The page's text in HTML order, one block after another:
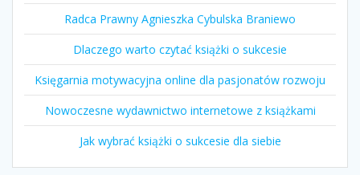
Radca Prawny Agnieszka Cybulska Braniewo
Dlaczego warto czytać książki o sukcesie
Księgarnia motywacyjna online dla pasjonatów rozwoju
Nowoczesne wydawnictwo internetowe z książkami
Jak wybrać książki o sukcesie dla siebie